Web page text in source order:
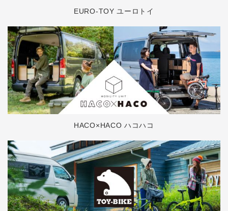
EURO-TOY ユーロトイ
HACO×HACO ハコハコ